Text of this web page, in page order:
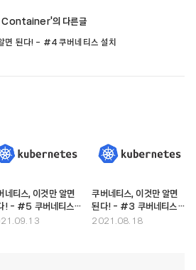
의 다른글
면 된다! - #4 쿠버네티스 설치
네티스, 이것만 알면
버네티스의
흐름
쿠버네티스, 이것만 알면
된다! - #3 쿠버네티스
구성 요소
2021.08.18